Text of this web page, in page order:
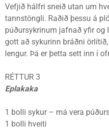
Vefjið hálfri sneið utan um
tannstöngli. Raðið þessu á
púðursykrinum jafnað yfir
gott að sykurinn bráðni
lengur. Þá er þetta sett inn í
RÉTTUR 3
Eplakaka
1 bolli sykur – má vera
1 bolli hveiti